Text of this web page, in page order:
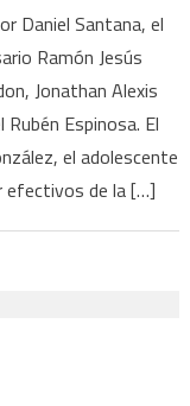
Daniel Santana, el
Ramón Jesús
Jonathan Alexis
Espinosa. El
el adolescente
efectivos de la […]